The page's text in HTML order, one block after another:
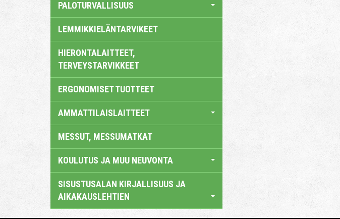
PALOTURVALLISUUS
LEMMIKKIELÄNTARVIKEET
HIERONTALAITTEET,
TERVEYSTARVIKKEET
ERGONOMISET TUOTTEET
AMMATTILAISLAITTEET
MESSUT, MESSUMATKAT
KOULUTUS JA MUU NEUVONTA
SISUSTUSALAN KIRJALLISUUS JA
AIKAKAUSLEHTIEN